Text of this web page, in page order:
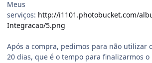
Meus
serviços: http://i1101.photobucket.com/
Integracao/5.png
Após a compra, pedimos para não utilizar
20 dias, que é o tempo para finalizarmos o